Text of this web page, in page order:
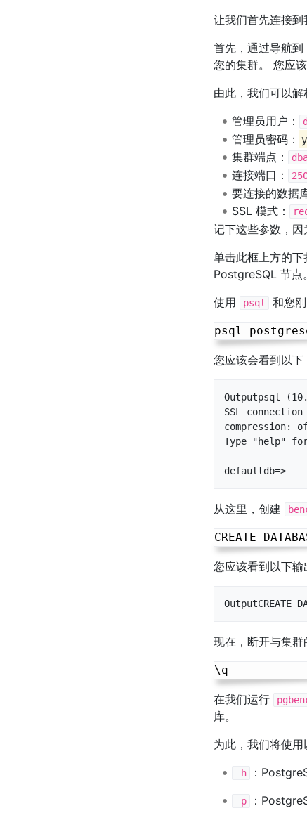
让我们首先连接
首先，通过导航到
您的集群。 您应
由此，我们可以解
管理员用户：
管理员密码：
集群端点：
连接端口：
要连接的数据
SSL 模式：
记下这些参数，因
单击此框上方的下
PostgreSQL 节点。
使用
psql 和您
您应该会看到以
Outputpsql
SSL
compression:
Type "help"
defaultdb=>
从这里，创建
您应该看到以下输
OutputCREATE
现在，断开与集群
在我们运行
库。
为此，我们将使
-h ：
-p ：